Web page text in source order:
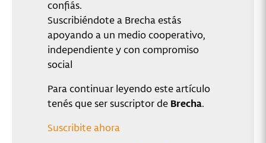
confiás.
Suscribiéndote a Brecha estás
apoyando a un medio cooperativo,
independiente y con compromiso
social
Para continuar leyendo este artículo
tenés que ser suscriptor de Brecha.
Suscribite ahora